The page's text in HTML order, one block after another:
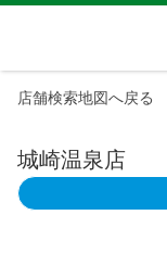
店舗検索地図へ戻る
城崎温泉店